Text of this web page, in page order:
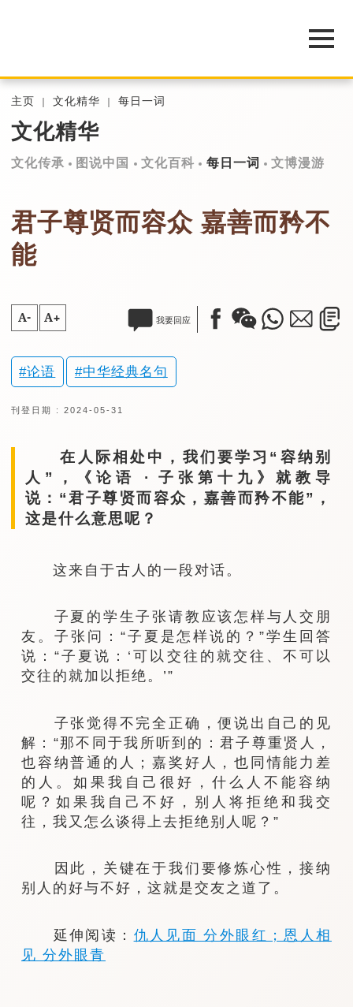
主页 文化精华 每日一词
文化精华
文化传承 图说中国 文化百科 每日一词 文博漫游
君子尊贤而容众 嘉善而矜不
能
A- A+ 我要回应
论语 中华经典名句
刊登日期 : 2024-05-31
在人际相处中，我们要学习“容纳别
人”，《论语 · 子张第十九》就教导
说：“君子尊贤而容众，嘉善而矜不能”，
这是什么意思呢？
这来自于古人的一段对话。
子夏的学生子张请教应该怎样与人交朋
友。子张问：“子夏是怎样说的？”学生回答
说：“子夏说：‘可以交往的就交往、不可以
交往的就加以拒绝。’”
子张觉得不完全正确，便说出自己的见
解：“那不同于我所听到的：君子尊重贤人，
也容纳普通的人；嘉奖好人，也同情能力差
的人。如果我自己很好，什么人不能容纳
呢？如果我自己不好，别人将拒绝和我交
往，我又怎么谈得上去拒绝别人呢？”
因此，关键在于我们要修炼心性，接纳
别人的好与不好，这就是交友之道了。
延伸阅读： 仇人见面 分外眼红；恩人相
见 分外眼青